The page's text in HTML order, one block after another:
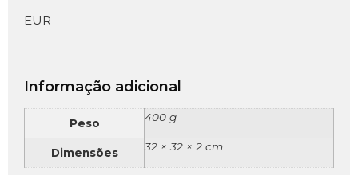
EUR
Informação adicional
Peso 400 g
Dimensões 32 × 32 × 2 cm